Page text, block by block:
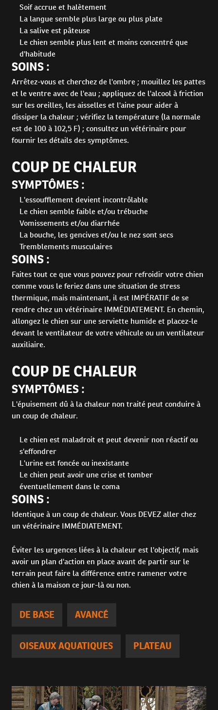
Soif accrue et halètement
La langue semble plus large ou plus plate
La salive est pâteuse
Le chien semble plus lent et moins concentré que
d'habitude
SOINS :
Arrêtez-vous et cherchez de l'ombre ; mouillez les pattes
et le ventre avec de l'eau ; appliquez de l'alcool à friction
sur les oreilles, les aisselles et l'aine pour aider à
dissiper la chaleur ; vérifiez la température (la normale
est de 100 à 102,5 F) ; consultez un vétérinaire pour
fournir les détails des symptômes.
COUP DE CHALEUR
SYMPTÔMES :
L'essoufflement devient incontrôlable
Le chien semble faible et/ou trébuche
Vomissements et/ou diarrhée
La bouche, les gencives et/ou le nez sont secs
Tremblements musculaires
SOINS :
Faites tout ce que vous pouvez pour refroidir votre chien
comme vous le feriez dans une situation de stress
thermique, mais maintenant, il est IMPÉRATIF de se
rendre chez un vétérinaire IMMÉDIATEMENT. En chemin,
allongez le chien sur une serviette humide et placez-le
devant le ventilateur de votre véhicule ou un ventilateur
auxiliaire.
COUP DE CHALEUR
SYMPTÔMES :
L'épuisement dû à la chaleur non traité peut conduire à
un coup de chaleur.
Le chien est maladroit et peut devenir non réactif ou
s'effondrer
L'urine est foncée ou inexistante
Le chien peut avoir une crise et tomber
éventuellement dans le coma
SOINS :
Identique à un coup de chaleur. Vous DEVEZ aller chez
un vétérinaire IMMÉDIATEMENT.
Éviter les urgences liées à la chaleur est l'objectif, mais
avoir un plan d'action en place avant de partir sur le
terrain peut faire la différence entre ramener votre
chien à la maison ce jour-là ou non.
DE BASE AVANCÉ
OISEAUX AQUATIQUES PLATEAU